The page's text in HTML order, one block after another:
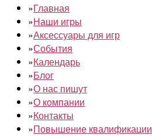
»Главная
»Наши игры
»Аксессуары для игр
»События
»Календарь
»Блог
»О нас пишут
»О компании
»Контакты
»Повышение квалификации